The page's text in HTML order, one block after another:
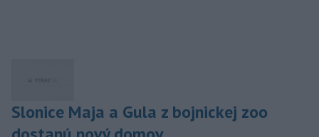
Slonice Maja a Gula z bojnickej zoo